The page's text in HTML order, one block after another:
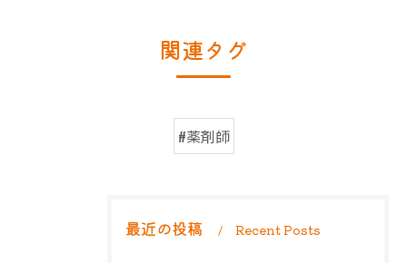
関連タグ
#薬剤師
最近の投稿 Recent Posts